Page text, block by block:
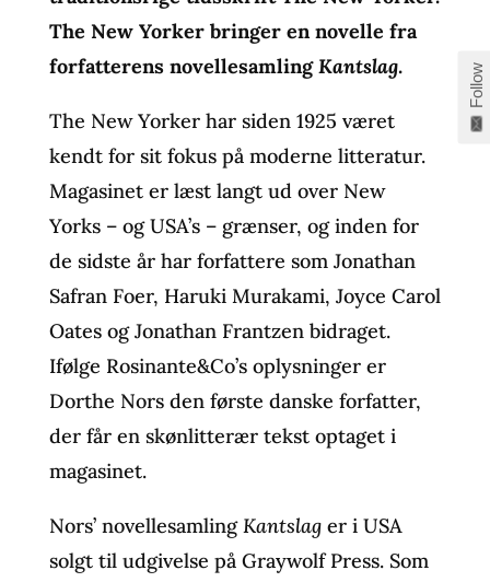
The New Yorker bringer en novelle fra
forfatterens novellesamlingKantslag.
The New Yorker har siden 1925 været
kendt for sit fokus på moderne litteratur.
Magasinet er læst langt ud over New
Yorks – og USA’s – grænser, og inden for
de sidste år har forfattere som Jonathan
Safran Foer, Haruki Murakami, Joyce Carol
Oates og Jonathan Frantzen bidraget.
Ifølge Rosinante&Co’s oplysninger er
Dorthe Nors den første danske forfatter,
der får en skønlitterær tekst optaget i
magasinet.
Nors’ novellesamlingKantslag er i USA
solgt til udgivelse på Graywolf Press. Som
Follow